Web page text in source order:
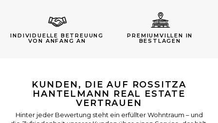
INDIVIDUELLE BETREUUNG
VON ANFANG AN
PREMIUMVILLEN IN
BESTLAGEN
KUNDEN, DIE AUF ROSSITZA
HANTELMANN REAL ESTATE
VERTRAUEN
Hinter jeder Bewertung steht ein erfüllter Wohntraum – und